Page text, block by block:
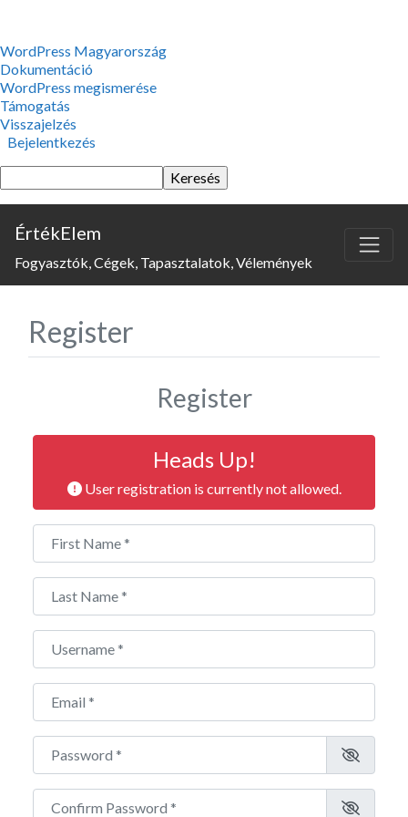
WordPress,
a
csodás
WordPress Magyarország
Dokumentáció
WordPress megismerése
Támogatás
Visszajelzés
Bejelentkezés
Keresés
ÉrtékElem
Fogyasztók, Cégek, Tapasztalatok, Vélemények
Register
Register
Heads Up!
User registration is currently not allowed.
First Name
Last Name
Username
Email
Password
Confirm Password